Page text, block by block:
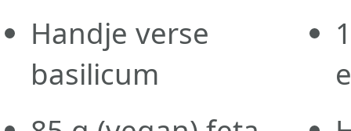
Handje verse
basilicum